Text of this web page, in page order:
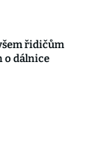
řidičům
o dálnice